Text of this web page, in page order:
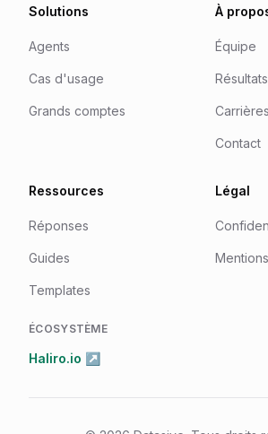
Solutions
Agents
Cas d'usage
Grands comptes
À
Équipe
Carrières
Contact
Ressources
Réponses
Guides
Templates
ÉCOSYSTÈME
Haliro.io ↗
Légal